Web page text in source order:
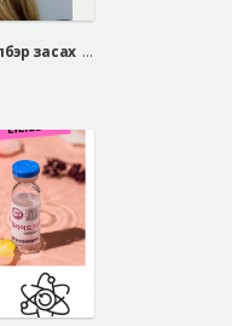
Гурвалсан нүүрний хэлбэр засах мэс засал, хамрын мэс засал